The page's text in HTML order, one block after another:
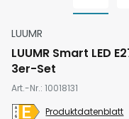
der
springen
LUUMR
LUUMR Smart LED
3er-Set
Art.-Nr. 10018131
Produktdatenblatt